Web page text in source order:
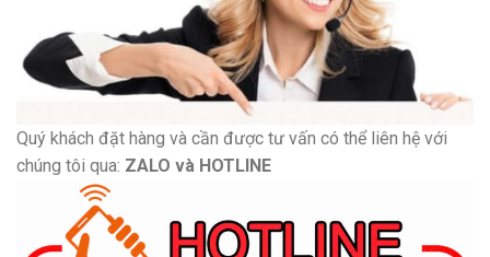
Quý khách đặt hàng và cần được tư vấn có thể liên hệ với
chúng tôi qua: ZALO và HOTLINE